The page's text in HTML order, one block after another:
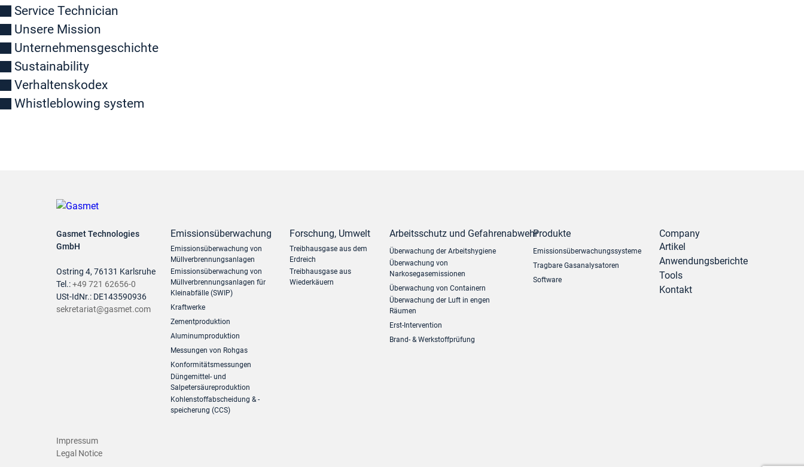
Service Technician
Unsere Mission
Unternehmensgeschichte
Sustainability
Verhaltenskodex
Whistleblowing system
Gasmet Technologies
GmbH
Ostring 4, 76131 Karlsruhe
Tel.:+49 721 62656-0
USt-IdNr.: DE143590936
sekretariat@gasmet.com
Emissionsüberwachung
Emissionsüberwachung von
Müllverbrennungsanlagen
Emissionsüberwachung von
Müllverbrennungsanlagen für
Kleinabfälle (SWIP)
Kraftwerke
Zementproduktion
Aluminumproduktion
Messungen von Rohgas
Konformitätsmessungen
Düngemittel- und
Salpetersäureproduktion
Kohlenstoffabscheidung & -
speicherung (CCS)
Forschung, Umwelt
Treibhausgase aus dem
Erdreich
Treibhausgase aus
Wiederkäuern
Arbeitsschutz und Gefahrenabwehr
Überwachung der Arbeitshygiene
Überwachung von
Narkosegasemissionen
Überwachung von Containern
Überwachung der Luft in engen
Räumen
Erst-Intervention
Brand- & Werkstoffprüfung
Produkte
Emissionsüberwachungssysteme
Tragbare Gasanalysatoren
Software
Company
Artikel
Anwendungsberichte
Tools
Kontakt
Impressum
Legal Notice